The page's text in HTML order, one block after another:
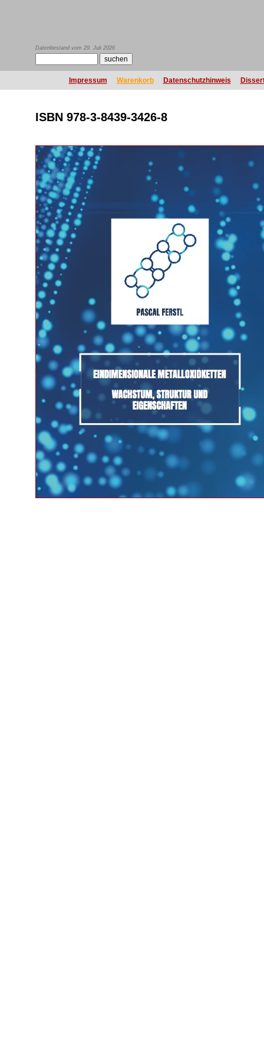
Datenbestand vom 29. Juli 2026
Impressum Warenkorb Datenschutzhinweis
ISBN 978-3-8439-3426-8